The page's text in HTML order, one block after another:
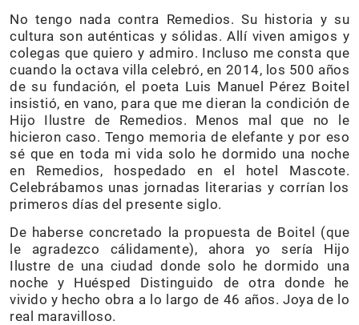
No tengo nada contra Remedios. Su historia y su
cultura son auténticas y sólidas. Allí viven amigos y
colegas que quiero y admiro. Incluso me consta que
cuando la octava villa celebró, en 2014, los 500 años
de su fundación, el poeta Luis Manuel Pérez Boitel
insistió, en vano, para que me dieran la condición de
Hijo Ilustre de Remedios. Menos mal que no le
hicieron caso. Tengo memoria de elefante y por eso
sé que en toda mi vida solo he dormido una noche
en Remedios, hospedado en el hotel Mascote.
Celebrábamos unas jornadas literarias y corrían los
primeros días del presente siglo.
De haberse concretado la propuesta de Boitel (que
le agradezco cálidamente), ahora yo sería Hijo
Ilustre de una ciudad donde solo he dormido una
noche y Huésped Distinguido de otra donde he
vivido y hecho obra a lo largo de 46 años. Joya de lo
real maravilloso.